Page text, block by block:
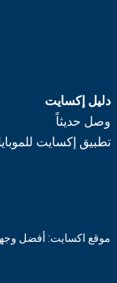
دليل إكسايت
وصل حديثاً
تطبيق إكسايت
موقع اكسايت: أفضل